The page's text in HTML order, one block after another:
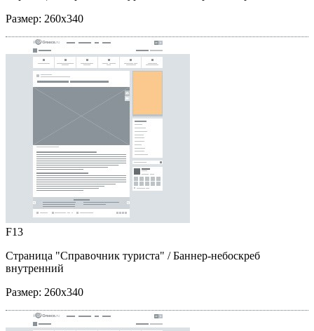
Размер: 260x340
F13
Страница "Справочник туриста" / Баннер-небоскреб
внутренний
Размер: 260x340